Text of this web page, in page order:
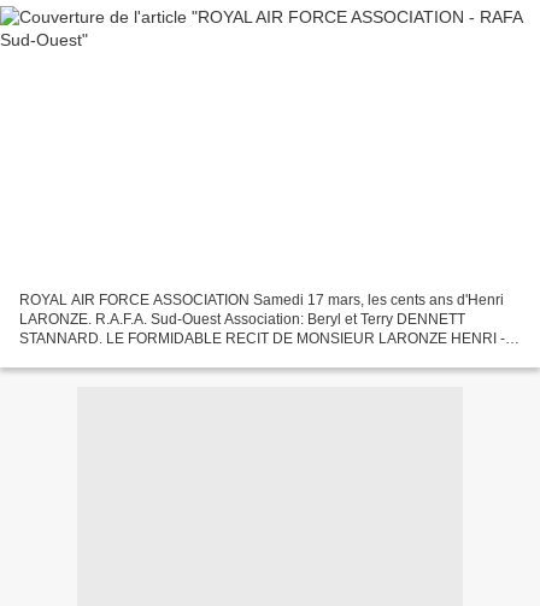
ROYAL AIR FORCE ASSOCIATION Samedi 17 mars, les cents ans d'Henri
LARONZE. R.A.F.A. Sud-Ouest Association: Beryl et Terry DENNETT
STANNARD. LE FORMIDABLE RECIT DE MONSIEUR LARONZE HENRI -
TEMOIGNAGE...